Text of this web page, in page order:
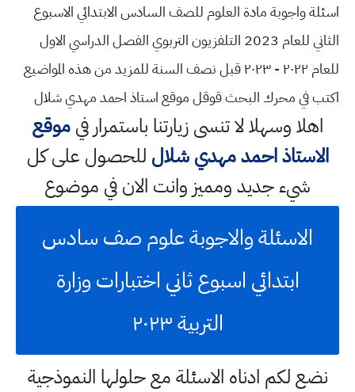
اسئلة واجوبة مادة العلوم للصف السادس الابتدائي الاسبوع
الثاني للعام 2023 التلفزيون التربوي الفصل الدراسي الاول
للعام ٢٠٢٢ - ٢٠٢٣ قبل نصف السنة للمزيد من هذه المواضيع
اكتب في محرك البحث قوقل موقع استاذ احمد مهدي شلال
اهلا وسهلالا تنسى زيارتنا باستمرار فيموقع
الاستاذ احمد مهدي شلال للحصول على كل
شيء جديد ومميز وانت الان في موضوع
الاسئلة والاجوبة علوم صف سادس
ابتدائي اسبوع ثاني اختبارات وزارة
التربية ٢٠٢٣
نضع لكم ادناه الاسئلة مع حلولها النموذجية